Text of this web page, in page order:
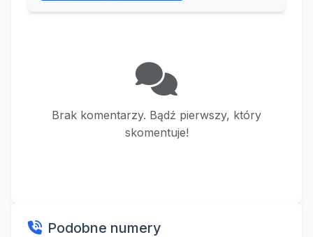
Brak komentarzy. Bądź pierwszy, który
skomentuje!
Podobne numery